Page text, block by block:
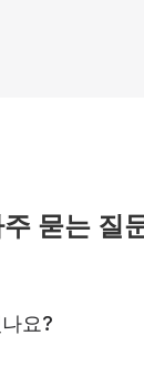
묻는 질
요?